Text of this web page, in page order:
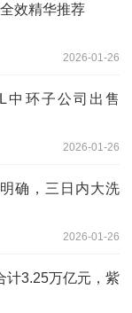
效精华推荐
2026-01-26
中环子公司出售
2026-01-26
确，三日内大洗
2026-01-26
计3.25万亿元，紫